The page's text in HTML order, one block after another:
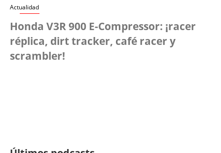
Actualidad
Honda V3R 900 E-Compressor: ¡racer
réplica, dirt tracker, café racer y
scrambler!